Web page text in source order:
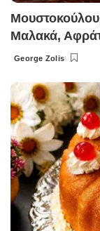
Μαλακά,
Posted
George Zolis